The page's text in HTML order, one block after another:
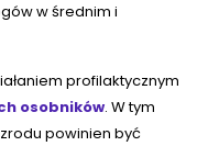
w średnim i
profilaktycznym
osobników. W tym
powinien być